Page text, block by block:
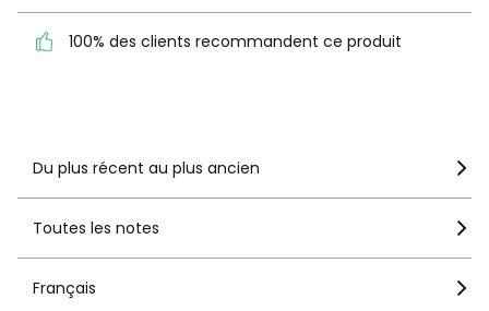
recommandent ce produit
100% des clients recommandent ce produit
Du plus récent au plus ancien
Toutes les notes
Français